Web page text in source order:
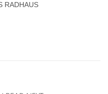
RADHAUS